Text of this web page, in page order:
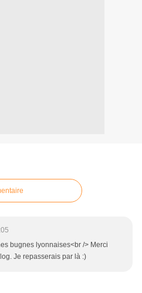
bugnes lyonnaises<br /> Merci
Je repasserais par là :)